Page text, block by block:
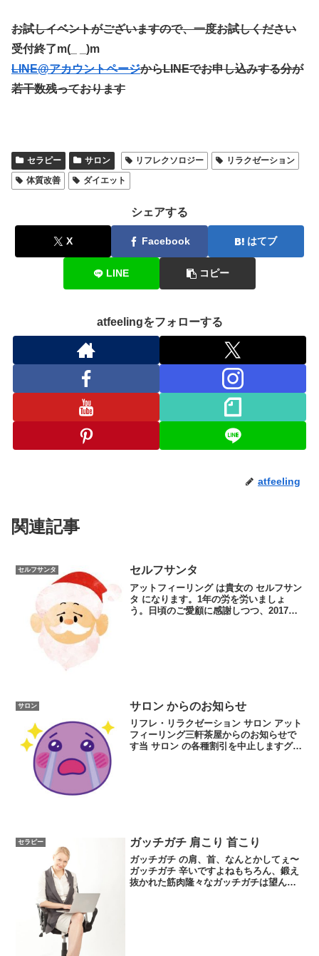
お試しイベントがございますので、一度お試しください
受付終了m(_ _)m
LINE@アカウントページからLINEでお申し込みする分が
若干数残っております
セラピー サロン リフレクソロジー
リラクゼーション
体質改善
ダイエット
シェアする
X Facebook はてブ
LINE コピー
atfeelingをフォローする
atfeeling
関連記事
セルフサンタ セルフサンタ
アットフィーリング は貴女の セルフサン
タ になります。1年の労を労いましょ
う。日頃のご愛顧に感謝しつつ、2017年
サロン サロン からのお知らせ
リフレ・リラクゼーション サロン アット
フィーリング三軒茶屋からのお知らせで
す当 サロン の各種割引を中止しますグル
セラピー ガッチガチ 肩こり 首こり
ガッチガチ の肩、首、なんとかしてぇ〜
ガッチガチ 辛いですよねもちろん、鍛え
抜かれた筋肉隆々なガッチガチは望んだ